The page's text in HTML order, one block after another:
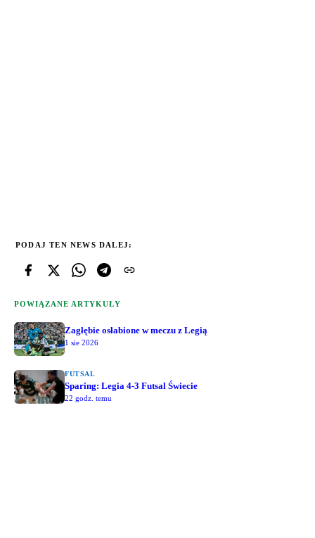
PODAJ TEN NEWS DALEJ:
POWIĄZANE ARTYKUŁY
Zagłębie osłabione w meczu z Legią
1 sie 2026
FUTSAL
Sparing: Legia 4-3 Futsal Świecie
22 godz. temu